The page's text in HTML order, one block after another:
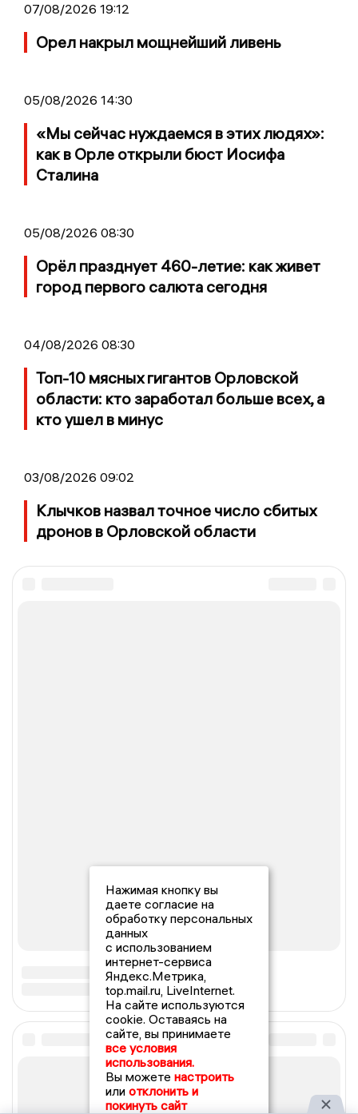
07/08/2026 19:12
Орел накрыл мощнейший ливень
05/08/2026 14:30
«Мы сейчас нуждаемся в этих людях»:
как в Орле открыли бюст Иосифа
Сталина
05/08/2026 08:30
Орёл празднует 460-летие: как живет
город первого салюта сегодня
04/08/2026 08:30
Топ-10 мясных гигантов Орловской
области: кто заработал больше всех, а
кто ушел в минус
03/08/2026 09:02
Клычков назвал точное число сбитых
дронов в Орловской области
Нажимая кнопку вы
даете согласие на
обработку персональных
данных
с использованием
интернет-сервиса
Яндекс.Метрика,
top.mail.ru, LiveInternet.
На сайте используются
cookie. Оставаясь на
сайте, вы принимаете
все условия
использования.
Вы можете настроить
или отклонить и
покинуть сайт